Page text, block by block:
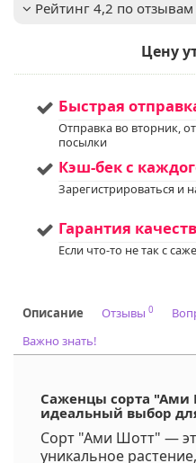
Код на питомнике:
Рейтинг 4,2 по
Цену
Быстрая
Отправка во вторник,
посылки
Кэш-бек с
Зарегистрироваться и
Гарантия
Если что-то не так с
Описание Отзывы 0
Важно знать!
Саженцы сорта
идеальный выбор
Сорт "Ами Шотт" —
уникальное